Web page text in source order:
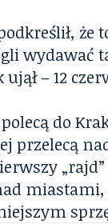
że
wydawać
– 12
do
przelecą
„rajd”
miastami,